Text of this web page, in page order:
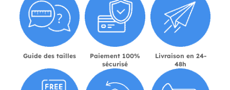
Guide des tailles
Paiement 100%
sécurisé
Livraison en 24-
48h